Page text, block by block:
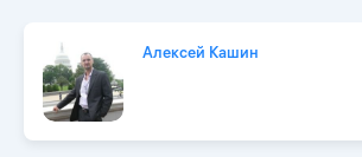
Алексей Кашин